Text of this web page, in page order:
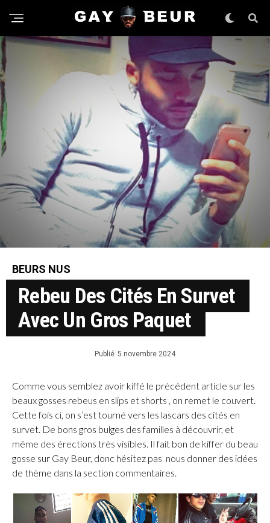
BEURS NUS
Rebeu Des Cités En Survet
Avec Un Gros Paquet
Publié 5 novembre 2024
Comme vous semblez avoir kiffé le précédent article sur les
beaux gosses rebeus en slips et shorts , on remet le couvert.
Cette fois ci, on s’est tourné vers les lascars des cités en
survet. De bons gros bulges des familles à découvrir, et
même des érections très visibles. Il fait bon de kiffer du beau
gosse sur Gay Beur, donc hésitez pas nous donner des idées
de thème dans la section commentaires.